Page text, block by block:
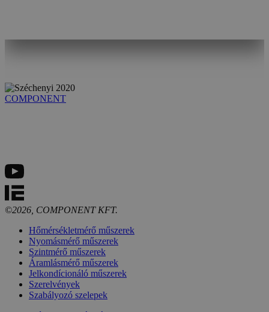
COMPONENT
©2026, COMPONENT KFT.
Hőmérsékletmérő műszerek
Nyomásmérő műszerek
Szintmérő műszerek
Áramlásmérő műszerek
Jelkondícionáló műszerek
Szerelvények
Szabályozó szelepek